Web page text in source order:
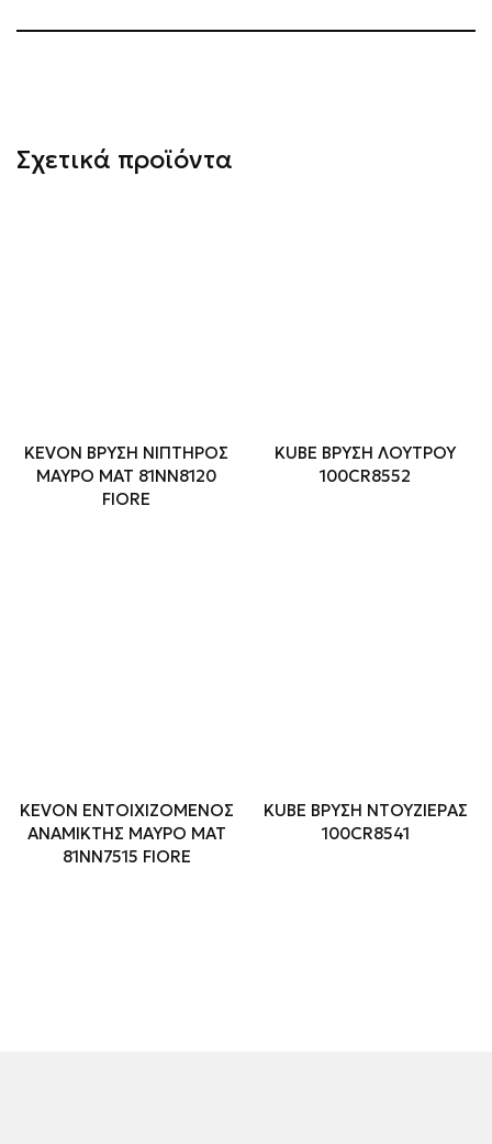
Σχετικά προϊόντα
KEVON ΒΡΥΣΗ ΝΙΠΤΗΡΟΣ
ΜΑΥΡΟ ΜΑΤ 81ΝΝ8120
FIORE
KUBE ΒΡΥΣΗ ΛΟΥΤΡΟΥ
100CR8552
KEVON ΕΝΤΟΙΧΙΖΟΜΕΝΟΣ
ΑΝΑΜΙΚΤΗΣ ΜΑΥΡΟ ΜΑΤ
81NN7515 FIORE
KUBE ΒΡΥΣΗ ΝΤΟΥΖΙΕΡΑΣ
100CR8541